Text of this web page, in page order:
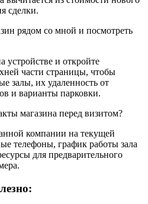
сделки.
рядом со мной и посмотреть
устройстве и откройте
части страницы, чтобы
залы, их удаленность от
и варианты парковки.
магазина перед визитом?
компании на текущей
телефоны, график работы зала
для предварительного